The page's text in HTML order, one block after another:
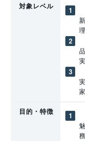
対象レベル
家
目的・特徴